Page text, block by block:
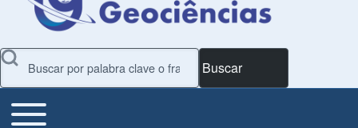
Buscar
Main Menu
Toggle main menu